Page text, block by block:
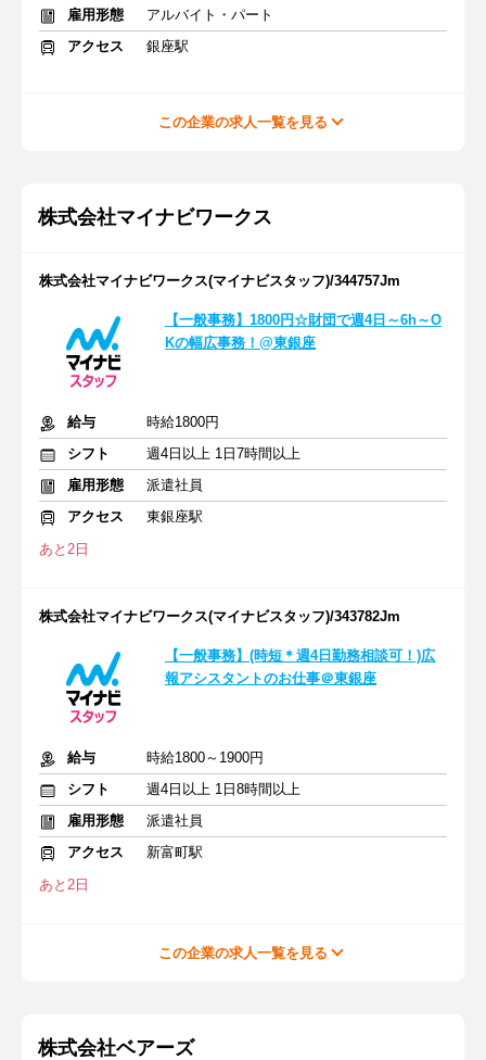
雇用形態
アルバイト・パート
アクセス
銀座駅
この企業の求人一覧を見る
株式会社マイナビワークス
株式会社マイナビワークス(マイナビスタッフ)/344757Jm
【一般事務】1800円☆財団で週4日～6h～O
Kの幅広事務！@東銀座
給与
時給1800円
シフト
週4日以上 1日7時間以上
雇用形態
派遣社員
アクセス
東銀座駅
あと2日
株式会社マイナビワークス(マイナビスタッフ)/343782Jm
【一般事務】(時短＊週4日勤務相談可！)広
報アシスタントのお仕事＠東銀座
給与
時給1800～1900円
シフト
週4日以上 1日8時間以上
雇用形態
派遣社員
アクセス
新富町駅
あと2日
この企業の求人一覧を見る
株式会社ベアーズ